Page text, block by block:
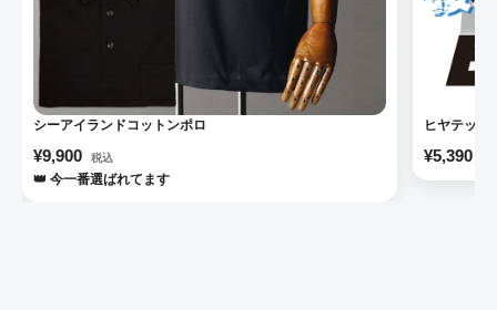
シーアイランドコットンポロ
¥9,900 税込
👑 今一番選ばれてます
ヒヤテック
¥5,390